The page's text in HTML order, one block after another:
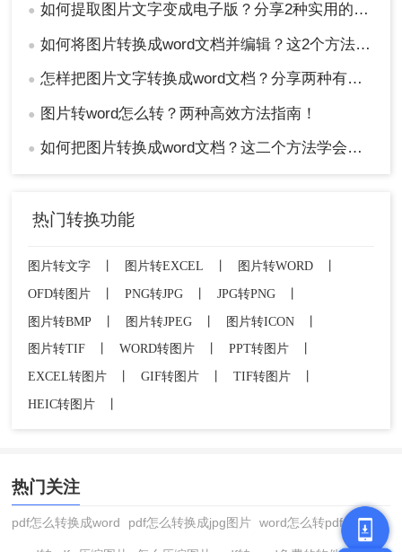
● 如何提取图片文字变成电子版？分享2种实用的方法！
● 如何将图片转换成word文档并编辑？这2个方法了解一下！
● 怎样把图片文字转换成word文档？分享两种有效的方法！
● 图片转word怎么转？两种高效方法指南！
● 如何把图片转换成word文档？这二个方法学会省时省力！
热门转换功能
图片转文字 图片转EXCEL 图片转WORD
OFD转图片
丨 PNG转JPG 丨 JPG转PNG
丨
图片转BMP
丨 图片转JPEG 丨 图片转ICON
丨
图片转TIF
WORD转图片 PPT转图片
EXCEL转图片
GIF转图片 TIF转图片
HEIC转图片
热门关注
pdf怎么转换成word pdf怎么转换成jpg图片 word怎么转pdf